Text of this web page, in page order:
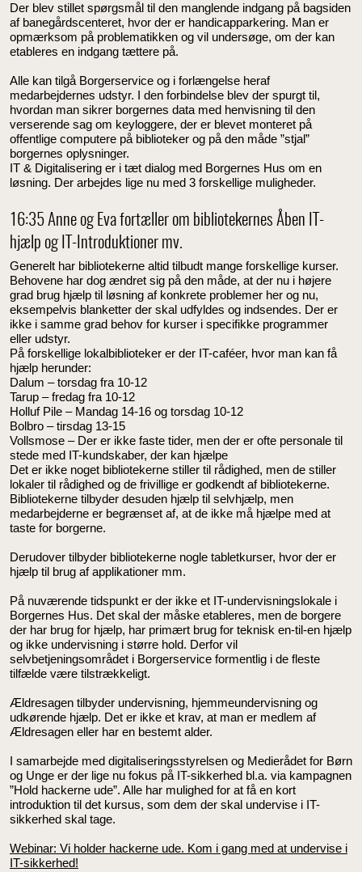
Der blev stillet spørgsmål til den manglende indgang på bagsiden
af banegårdscenteret, hvor der er handicapparkering. Man er
opmærksom på problematikken og vil undersøge, om der kan
etableres en indgang tættere på.
Alle kan tilgå Borgerservice og i forlængelse heraf
medarbejdernes udstyr. I den forbindelse blev der spurgt til,
hvordan man sikrer borgernes data med henvisning til den
verserende sag om keyloggere, der er blevet monteret på
offentlige computere på biblioteker og på den måde ”stjal”
borgernes oplysninger.
IT & Digitalisering er i tæt dialog med Borgernes Hus om en
løsning. Der arbejdes lige nu med 3 forskellige muligheder.
16:35 Anne og Eva fortæller om bibliotekernes Åben IT-
hjælp og IT-Introduktioner mv.
Generelt har bibliotekerne altid tilbudt mange forskellige kurser.
Behovene har dog ændret sig på den måde, at der nu i højere
grad brug hjælp til løsning af konkrete problemer her og nu,
eksempelvis blanketter der skal udfyldes og indsendes. Der er
ikke i samme grad behov for kurser i specifikke programmer
eller udstyr.
På forskellige lokalbiblioteker er der IT-caféer, hvor man kan få
hjælp herunder:
Dalum – torsdag fra 10-12
Tarup – fredag fra 10-12
Holluf Pile – Mandag 14-16 og torsdag 10-12
Bolbro – tirsdag 13-15
Vollsmose – Der er ikke faste tider, men der er ofte personale til
stede med IT-kundskaber, der kan hjælpe
Det er ikke noget bibliotekerne stiller til rådighed, men de stiller
lokaler til rådighed og de frivillige er godkendt af bibliotekerne.
Bibliotekerne tilbyder desuden hjælp til selvhjælp, men
medarbejderne er begrænset af, at de ikke må hjælpe med at
taste for borgerne.
Derudover tilbyder bibliotekerne nogle tabletkurser, hvor der er
hjælp til brug af applikationer mm.
På nuværende tidspunkt er der ikke et IT-undervisningslokale i
Borgernes Hus. Det skal der måske etableres, men de borgere
der har brug for hjælp, har primært brug for teknisk en-til-en hjælp
og ikke undervisning i større hold. Derfor vil
selvbetjeningsområdet i Borgerservice formentlig i de fleste
tilfælde være tilstrækkeligt.
Ældresagen tilbyder undervisning, hjemmeundervisning og
udkørende hjælp. Det er ikke et krav, at man er medlem af
Ældresagen eller har en bestemt alder.
I samarbejde med digitaliseringsstyrelsen og Medierådet for Børn
og Unge er der lige nu fokus på IT-sikkerhed bl.a. via kampagnen
”Hold hackerne ude”. Alle har mulighed for at få en kort
introduktion til det kursus, som dem der skal undervise i IT-
sikkerhed skal tage.
Webinar: Vi holder hackerne ude. Kom i gang med at undervise i
IT-sikkerhed!